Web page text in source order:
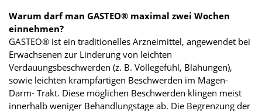
Warum darf man GASTEO® maximal zwei Wochen
einnehmen?
GASTEO® ist ein traditionelles Arzneimittel, angewendet bei
Erwachsenen zur Linderung von leichten
Verdauungsbeschwerden (z. B. Völlegefühl, Blähungen),
sowie leichten krampfartigen Beschwerden im Magen-
Darm- Trakt. Diese möglichen Beschwerden klingen meist
innerhalb weniger Behandlungstage ab. Die Begrenzung der